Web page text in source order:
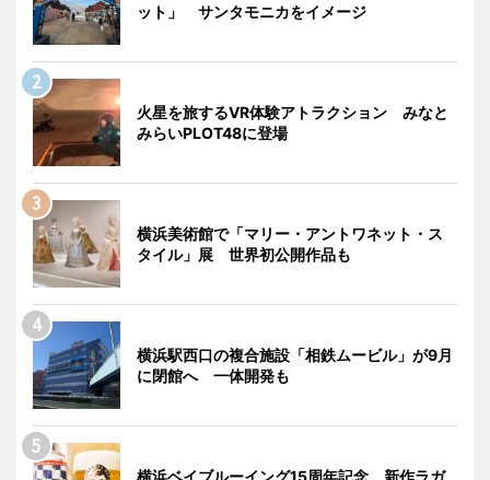
ット」 サンタモニカをイメージ
火星を旅するVR体験アトラクション みなと
みらいPLOT48に登場
横浜美術館で「マリー・アントワネット・ス
タイル」展 世界初公開作品も
横浜駅西口の複合施設「相鉄ムービル」が9月
に閉館へ 一体開発も
横浜ベイブルーイング15周年記念 新作ラガ